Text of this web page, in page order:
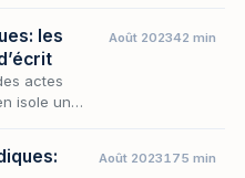
les
actes
isole un
Août 202342 min
Août 2023175 min